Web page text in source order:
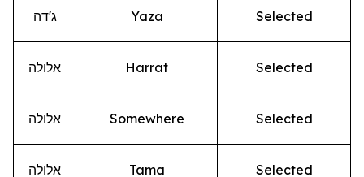
ג'דה Yaza Selected
אלולה Harrat Selected
אלולה Somewhere Selected
אלולה Tama Selected